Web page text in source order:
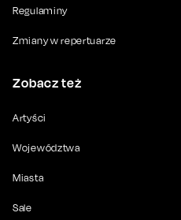
Regulaminy
Zmiany w repertuarze
Zobacz też
Artyści
Województwa
Miasta
Sale